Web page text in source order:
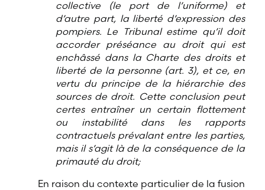
collective (le port de l’uniforme) et
d’autre part, la liberté d’expression des
pompiers. Le Tribunal estime qu’il doit
accorder préséance au droit qui est
enchâssé dans la Charte des droits et
liberté de la personne (art. 3), et ce, en
vertu du principe de la hiérarchie des
sources de droit. Cette conclusion peut
certes entraîner un certain flottement
ou instabilité dans les rapports
contractuels prévalant entre les parties,
mais il s’agit là de la conséquence de la
primauté du droit;
En raison du contexte particulier de la fusion